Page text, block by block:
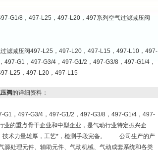
G1/8，497-L25，497-L20，497系列空气过滤减压阀
滤减压阀497-L25，497-L20，497-L15，497-L10，497-
497-G1，497-G3/4，497-G1/2，497-G3/8，497-G1/4，
L25，497-L20，497-L15
阀的详细资料：
，497-G3/4，497-G1/2，497-G3/8，497-G1/4，497-
的重点骨干企业和中型企业，是气动行业特定振兴企
技术力量雄厚，工艺*，检测手段完备。 公司生产的产
处理元件、辅助元件、气动机械、气动成套系统和各类